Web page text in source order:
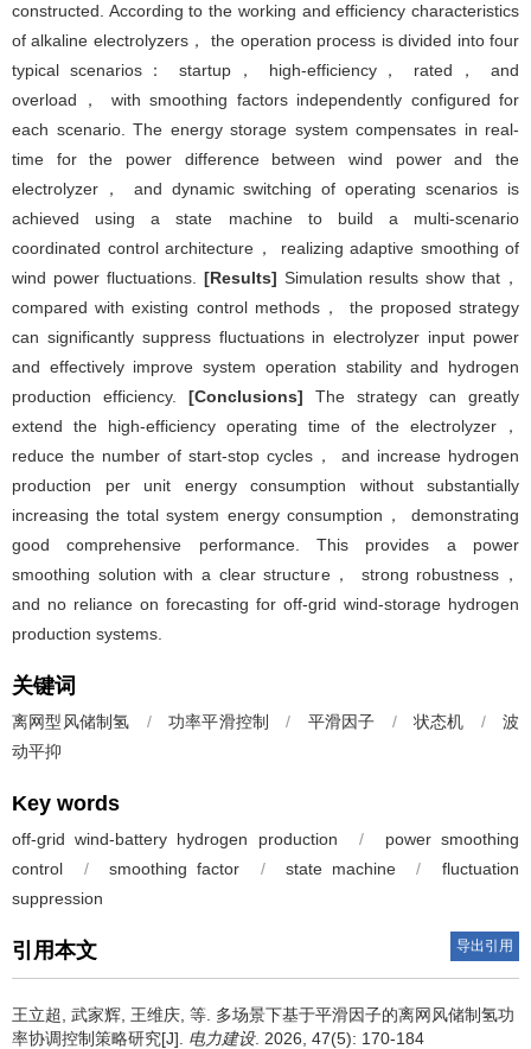
constructed. According to the working and efficiency characteristics
of alkaline electrolyzers， the operation process is divided into four
typical scenarios： startup， high-efficiency， rated， and
overload， with smoothing factors independently configured for
each scenario. The energy storage system compensates in real-
time for the power difference between wind power and the
electrolyzer， and dynamic switching of operating scenarios is
achieved using a state machine to build a multi-scenario
coordinated control architecture， realizing adaptive smoothing of
wind power fluctuations. [Results] Simulation results show that，
compared with existing control methods， the proposed strategy
can significantly suppress fluctuations in electrolyzer input power
and effectively improve system operation stability and hydrogen
production efficiency. [Conclusions] The strategy can greatly
extend the high-efficiency operating time of the electrolyzer，
reduce the number of start-stop cycles， and increase hydrogen
production per unit energy consumption without substantially
increasing the total system energy consumption， demonstrating
good comprehensive performance. This provides a power
smoothing solution with a clear structure， strong robustness，
and no reliance on forecasting for off-grid wind-storage hydrogen
production systems.
关键词
离网型风储制氢 / 功率平滑控制 / 平滑因子 / 状态机 /
波
动平抑
Key words
off-grid wind-battery hydrogen production /
power smoothing
control
/ smoothing factor / state machine /
fluctuation
suppression
引用本文 导出引用
王立超 武家辉 王维庆 等 多场景下基于平滑因子的离网风储制氢功
率协调控制策略研究[J]. 电力建设. 2026, 47(5): 170-184